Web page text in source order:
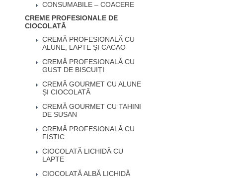
CONSUMABILE – COACERE
CREME PROFESIONALE DE
CIOCOLATĂ
CREMĂ PROFESIONALĂ CU
ALUNE, LAPTE ȘI CACAO
CREMĂ PROFESIONALĂ CU
GUST DE BISCUIȚI
CREMĂ GOURMET CU ALUNE
ȘI CIOCOLATĂ
CREMĂ GOURMET CU TAHINI
DE SUSAN
CREMĂ PROFESIONALĂ CU
FISTIC
CIOCOLATĂ LICHIDĂ CU
LAPTE
CIOCOLATĂ ALBĂ LICHIDĂ